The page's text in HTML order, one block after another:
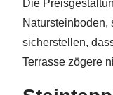
Die
Natursteinboden,
sicherstellen,
Terrasse zögere